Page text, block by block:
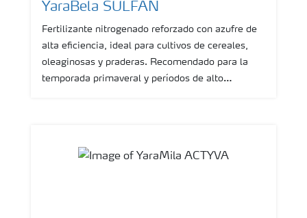
YaraBela SULFAN
Fertilizante nitrogenado reforzado con azufre de
alta eficiencia, ideal para cultivos de cereales,
oleaginosas y praderas. Recomendado para la
temporada primaveral y períodos de alto